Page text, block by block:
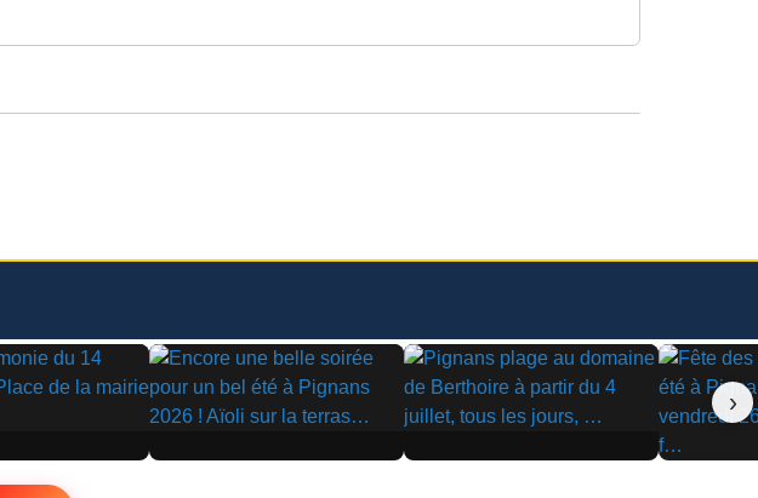
▶ ▶
▶
›